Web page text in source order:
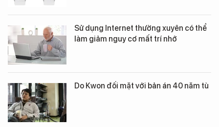
Sử dụng Internet thường xuyên có thể
làm giảm nguy cơ mất trí nhớ
Do Kwon đối mặt với bản án 40 năm tù